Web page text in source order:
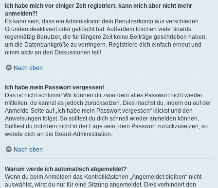
Ich habe mich vor einiger Zeit registriert, kann mich aber nicht mehr
anmelden?!
Es kann sein, dass ein Administrator dein Benutzerkonto aus verschieden
Gründen deaktiviert oder gelöscht hat. Außerdem löschen viele Boards
regelmäßig Benutzer, die für längere Zeit keine Beiträge geschrieben haben,
um die Datenbankgröße zu verringern. Registriere dich einfach erneut und
nimm aktiv an den Diskussionen teil!
Nach oben
Ich habe mein Passwort vergessen!
Das ist nicht schlimm! Wir können dir zwar dein altes Passwort nicht wieder
mitteilen, du kannst es jedoch zurücksetzen. Dies machst du, indem du auf der
Anmelde-Seite auf „Ich habe mein Passwort vergessen“ klickst und den
Anweisungen folgst. So solltest du dich schnell wieder anmelden können.
Solltest du trotzdem nicht in der Lage sein, dein Passwort zurückzusetzen, so
wende dich an die Board-Administration.
Nach oben
Warum werde ich automatisch abgemeldet?
Wenn du beim Anmelden das Kontrollkästchen „Angemeldet bleiben“ nicht
auswählst, wirst du nur für eine Sitzung angemeldet. Dies verhindert den